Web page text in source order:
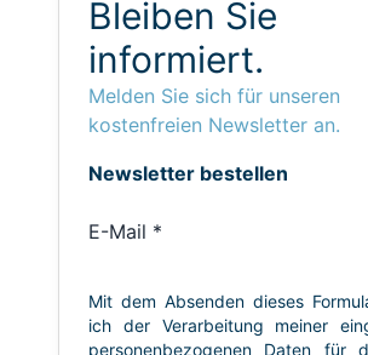
Bleiben Sie
informiert.
Melden Sie sich für unseren
kostenfreien Newsletter an.